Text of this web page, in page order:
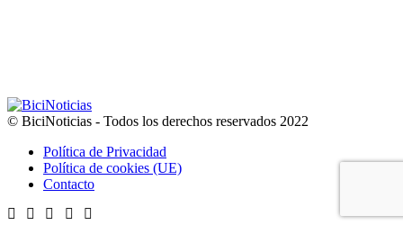
© BiciNoticias - Todos los derechos reservados 2022
Política de Privacidad
Política de cookies (UE)
Contacto